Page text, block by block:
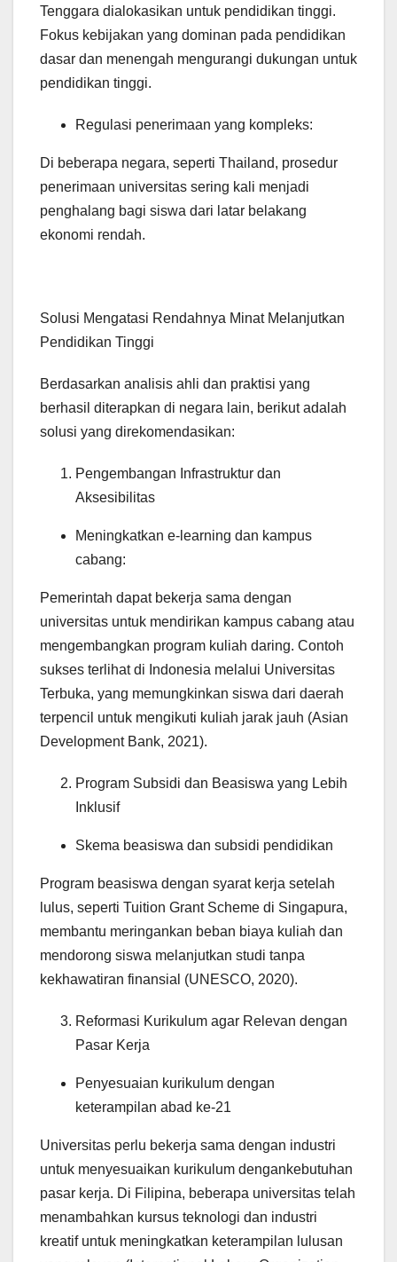
Tenggara dialokasikan untuk pendidikan tinggi.
Fokus kebijakan yang dominan pada pendidikan
dasar dan menengah mengurangi dukungan untuk
pendidikan tinggi.
Regulasi penerimaan yang kompleks:
Di beberapa negara, seperti Thailand, prosedur
penerimaan universitas sering kali menjadi
penghalang bagi siswa dari latar belakang
ekonomi rendah.
Solusi Mengatasi Rendahnya Minat Melanjutkan
Pendidikan Tinggi
Berdasarkan analisis ahli dan praktisi yang
berhasil diterapkan di negara lain, berikut adalah
solusi yang direkomendasikan:
Pengembangan Infrastruktur dan
Aksesibilitas
Meningkatkan e-learning dan kampus
cabang:
Pemerintah dapat bekerja sama dengan
universitas untuk mendirikan kampus cabang atau
mengembangkan program kuliah daring. Contoh
sukses terlihat di Indonesia melalui Universitas
Terbuka, yang memungkinkan siswa dari daerah
terpencil untuk mengikuti kuliah jarak jauh (Asian
Development Bank, 2021).
Program Subsidi dan Beasiswa yang Lebih
Inklusif
Skema beasiswa dan subsidi pendidikan
Program beasiswa dengan syarat kerja setelah
lulus, seperti Tuition Grant Scheme di Singapura,
membantu meringankan beban biaya kuliah dan
mendorong siswa melanjutkan studi tanpa
kekhawatiran finansial (UNESCO, 2020).
Reformasi Kurikulum agar Relevan dengan
Pasar Kerja
Penyesuaian kurikulum dengan
keterampilan abad ke-21
Universitas perlu bekerja sama dengan industri
untuk menyesuaikan kurikulum dengankebutuhan
pasar kerja. Di Filipina, beberapa universitas telah
menambahkan kursus teknologi dan industri
kreatif untuk meningkatkan keterampilan lulusan